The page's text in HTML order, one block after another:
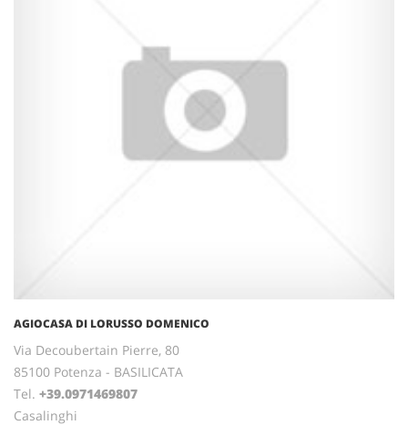
AGIOCASA DI LORUSSO DOMENICO
Via Decoubertain Pierre, 80
85100 Potenza - BASILICATA
Tel. +39.0971469807
Casalinghi